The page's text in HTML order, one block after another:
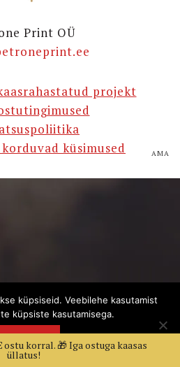
Print OÜ
projekt
küsimused
AMA
korral. 🎁 Iga ostuga kaasas
üllatus!
küpsiseid. Veebilehe kasutamist
küpsiste kasutamisega.